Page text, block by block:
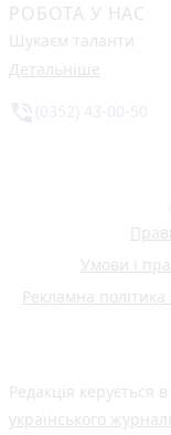
РОБОТА У НАС
Шукаєм таланти
Детальніше
Умови і
Рекламна
Редакція керується в
українського